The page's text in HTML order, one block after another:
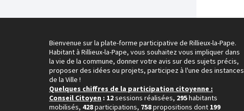
Bienvenue sur la plate-forme participative de Rillieux-la-Pape.
Habitant à Rillieux-la-Pape, vous souhaitez vous impliquer dans
la vie de la commune, donner votre avis sur des sujets précis,
proposer des idées ou projets, participez à l'une des instances
de la Ville !
Quelques chiffres de la participation citoyenne :
Conseil Citoyen : 12sessions réalisées, 295habitants
mobilisés, 428participations, 758propositions dont 199